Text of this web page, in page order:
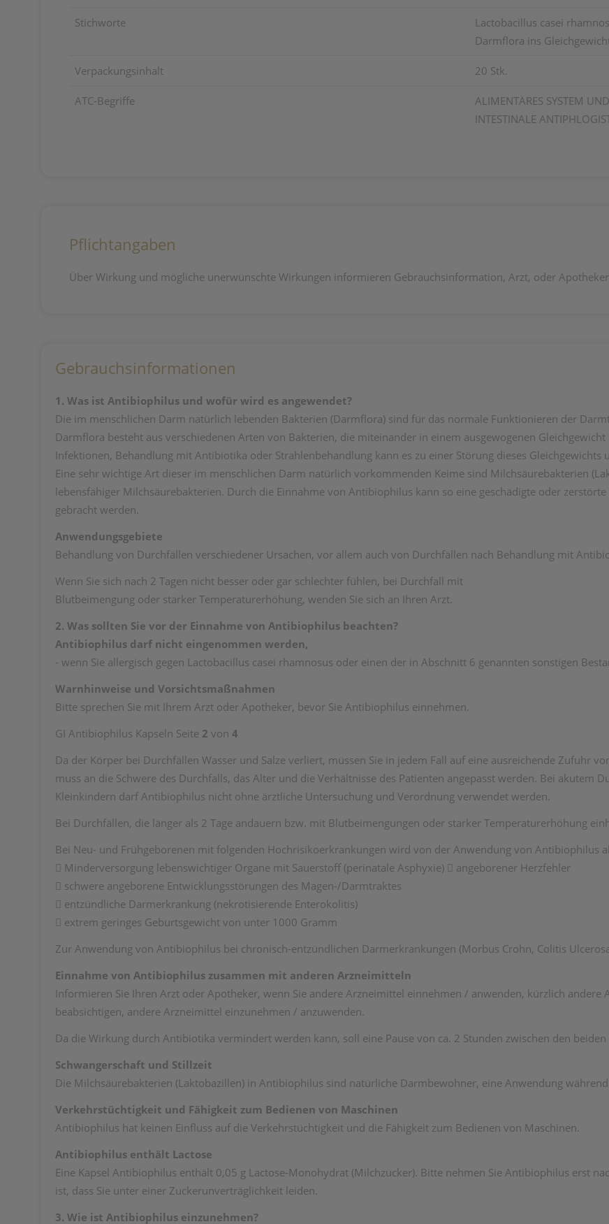
Stichworte
Lactobacillus casei
Darmflora ins
Verpackungsinhalt 20 Stk.
ATC-Begriffe
ALIMENTÄRES SYSTEM
INTESTINALE
Pflichtangaben
Über Wirkung und mögliche unerwünschte Wirkungen informieren Gebrauchsinformation, Arzt, oder
Gebrauchsinformationen
1. Was ist Antibiophilus und wofür wird es angewendet?
Die im menschlichen Darm natürlich lebenden Bakterien (Darmflora) sind für das normale Funktionieren der
Darmflora besteht aus verschiedenen Arten von Bakterien, die miteinander in einem ausgewogenen
Infektionen, Behandlung mit Antibiotika oder Strahlenbehandlung kann es zu einer Störung dieses
Eine sehr wichtige Art dieser im menschlichen Darm natürlich vorkommenden Keime sind Milchsäurebakterien
lebensfähiger Milchsäurebakterien. Durch die Einnahme von Antibiophilus kann so eine geschädigte oder
gebracht werden.
Anwendungsgebiete
Behandlung von Durchfällen verschiedener Ursachen, vor allem auch von Durchfällen nach Behandlung mit
Wenn Sie sich nach 2 Tagen nicht besser oder gar schlechter fühlen, bei Durchfall mit
Blutbeimengung oder starker Temperaturerhöhung, wenden Sie sich an Ihren Arzt.
2. Was sollten Sie vor der Einnahme von Antibiophilus beachten?
Antibiophilus darf nicht eingenommen werden,
- wenn Sie allergisch gegen Lactobacillus casei rhamnosus oder einen der in Abschnitt 6 genannten sonstigen
Warnhinweise und Vorsichtsmaßnahmen
Bitte sprechen Sie mit Ihrem Arzt oder Apotheker, bevor Sie Antibiophilus einnehmen.
GI Antibiophilus Kapseln Seite 2 von 4
Da der Körper bei Durchfällen Wasser und Salze verliert, müssen Sie in jedem Fall auf eine ausreichende Zufuhr
muss an die Schwere des Durchfalls, das Alter und die Verhältnisse des Patienten angepasst werden. Bei akutem
Kleinkindern darf Antibiophilus nicht ohne ärztliche Untersuchung und Verordnung verwendet werden.
Bei Durchfällen, die länger als 2 Tage andauern bzw. mit Blutbeimengungen oder starker Temperaturerhöhung
Bei Neu- und Frühgeborenen mit folgenden Hochrisikoerkrankungen wird von der Anwendung von Antibiophilus
 Minderversorgung lebenswichtiger Organe mit Sauerstoff (perinatale Asphyxie)  angeborener Herzfehler
 schwere angeborene Entwicklungsstörungen des Magen-/Darmtraktes
 entzündliche Darmerkrankung (nekrotisierende Enterokolitis)
 extrem geringes Geburtsgewicht von unter 1000 Gramm
Zur Anwendung von Antibiophilus bei chronisch-entzündlichen Darmerkrankungen (Morbus Crohn, Colitis
Einnahme von Antibiophilus zusammen mit anderen Arzneimitteln
Informieren Sie Ihren Arzt oder Apotheker, wenn Sie andere Arzneimittel einnehmen / anwenden, kürzlich
beabsichtigen, andere Arzneimittel einzunehmen / anzuwenden.
Da die Wirkung durch Antibiotika vermindert werden kann, soll eine Pause von ca. 2 Stunden zwischen den
Schwangerschaft und Stillzeit
Die Milchsäurebakterien (Laktobazillen) in Antibiophilus sind natürliche Darmbewohner, eine Anwendung
Verkehrstüchtigkeit und Fähigkeit zum Bedienen von Maschinen
Antibiophilus hat keinen Einfluss auf die Verkehrstüchtigkeit und die Fähigkeit zum Bedienen von Maschinen.
Antibiophilus enthält Lactose
Eine Kapsel Antibiophilus enthält 0,05 g Lactose-Monohydrat (Milchzucker). Bitte nehmen Sie Antibiophilus erst
ist, dass Sie unter einer Zuckerunverträglichkeit leiden.
3. Wie ist Antibiophilus einzunehmen?